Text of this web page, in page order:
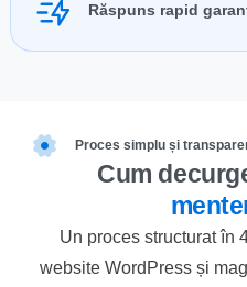
Răspuns rapid
Proces simplu și
Cum
Un proces structurat în
website WordPress și